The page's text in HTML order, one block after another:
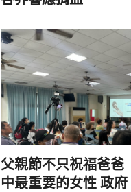
父親節不只祝福爸
中最重要的女性 政